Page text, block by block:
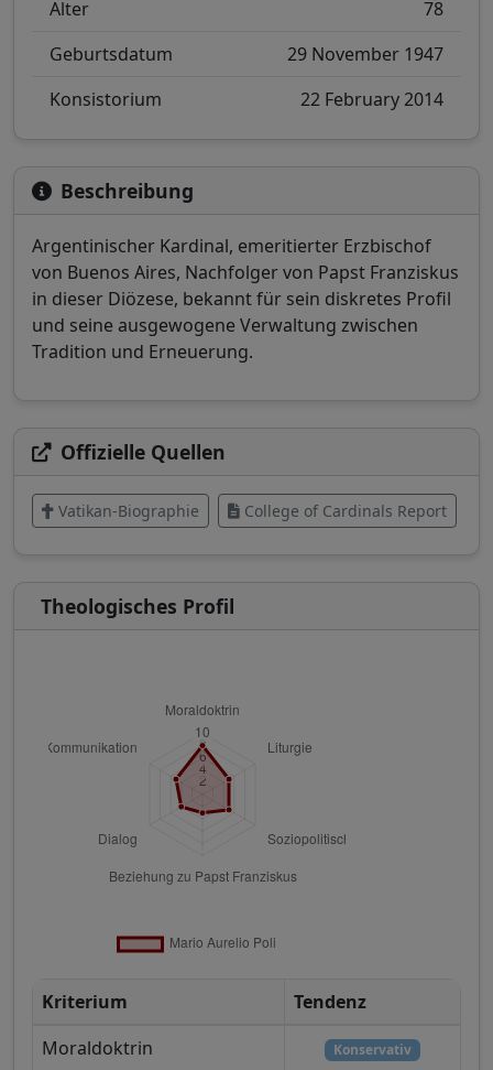
Alter
78
Geburtsdatum
29 November 1947
Konsistorium
22 February 2014
Beschreibung
Argentinischer Kardinal, emeritierter Erzbischof
von Buenos Aires, Nachfolger von Papst Franziskus
in dieser Diözese, bekannt für sein diskretes Profil
und seine ausgewogene Verwaltung zwischen
Tradition und Erneuerung.
Offizielle Quellen
Vatikan-Biographie College of Cardinals Report
Theologisches Profil
Kriterium
Tendenz
Moraldoktrin
Konservativ